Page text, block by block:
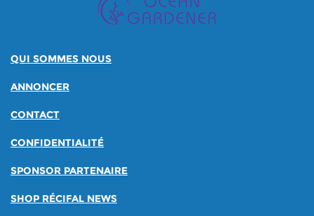
QUI SOMMES NOUS
ANNONCER
CONTACT
CONFIDENTIALITÉ
SPONSOR PARTENAIRE
SHOP RÉCIFAL NEWS